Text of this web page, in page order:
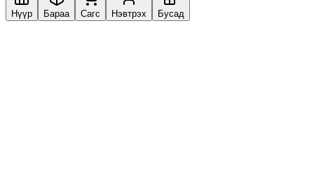
Нүүр Бараа Сагс Нэвтрэх Бусад